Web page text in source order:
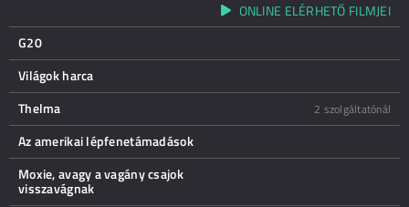
ONLINE ELÉRHETŐ FILMJEI
G20
Világok harca
Thelma
2 szolgáltatónál
Az amerikai lépfenetámadások
Moxie, avagy a vagány csajok
visszavágnak